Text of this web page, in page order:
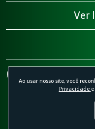
Ver
Megatrab - Engenharia
Todos os direitos
Ao usar nosso site, você
Privacidade